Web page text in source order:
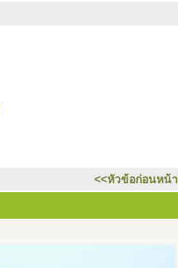
<<หัวข้อก่อนหน้า